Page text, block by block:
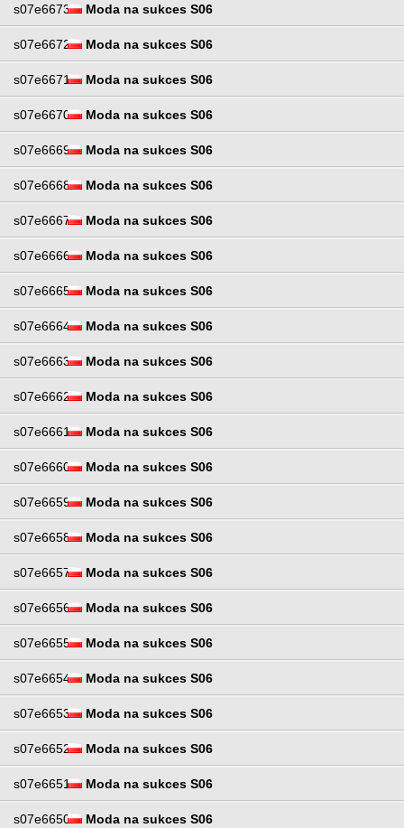
s07e6673 Moda na sukces S06
s07e6672 Moda na sukces S06
s07e6671 Moda na sukces S06
s07e6670 Moda na sukces S06
s07e6669 Moda na sukces S06
s07e6668 Moda na sukces S06
s07e6667 Moda na sukces S06
s07e6666 Moda na sukces S06
s07e6665 Moda na sukces S06
s07e6664 Moda na sukces S06
s07e6663 Moda na sukces S06
s07e6662 Moda na sukces S06
s07e6661 Moda na sukces S06
s07e6660 Moda na sukces S06
s07e6659 Moda na sukces S06
s07e6658 Moda na sukces S06
s07e6657 Moda na sukces S06
s07e6656 Moda na sukces S06
s07e6655 Moda na sukces S06
s07e6654 Moda na sukces S06
s07e6653 Moda na sukces S06
s07e6652 Moda na sukces S06
s07e6651 Moda na sukces S06
s07e6650 Moda na sukces S06